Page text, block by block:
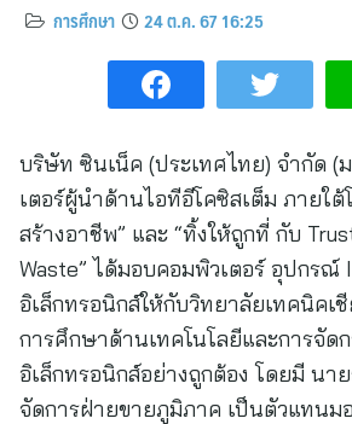
การศึกษา 24 ต.ค. 67 16:25
บริษัท ซินเน็ค (ประเทศไทย) จำกัด (
เตอร์ผู้นำด้านไอทีอีโคซิสเต็ม ภายใต้
สร้างอาชีพ” และ “ทิ้งให้ถูกที่ กับ
Waste” ได้มอบคอมพิวเตอร์ อุปกรณ์
อิเล็กทรอนิกส์ให้กับวิทยาลัยเทคนิคเชี
การศึกษาด้านเทคโนโลยีและการจัด
อิเล็กทรอนิกส์อย่างถูกต้อง โดยมี น
จัดการฝ่ายขายภูมิภาค เป็นตัวแทนม